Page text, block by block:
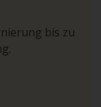
bis zu